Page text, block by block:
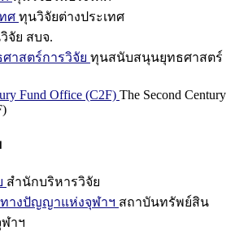
ศ ทุนวิจัยต่างประเทศ
จัย สบจ.
าสตร์การวิจัย ทุนสนับสนุนยุทธศาสตร์
Fund Office (C2F) The Second Century
สำนักบริหารวิจัย
างปัญญาแห่งจุฬาฯ สถาบันทรัพย์สิน
าฯ